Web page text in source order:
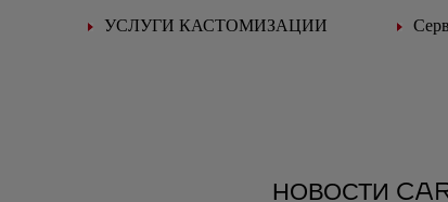
УСЛУГИ КАСТОМИЗАЦИИ
НОВОСТИ